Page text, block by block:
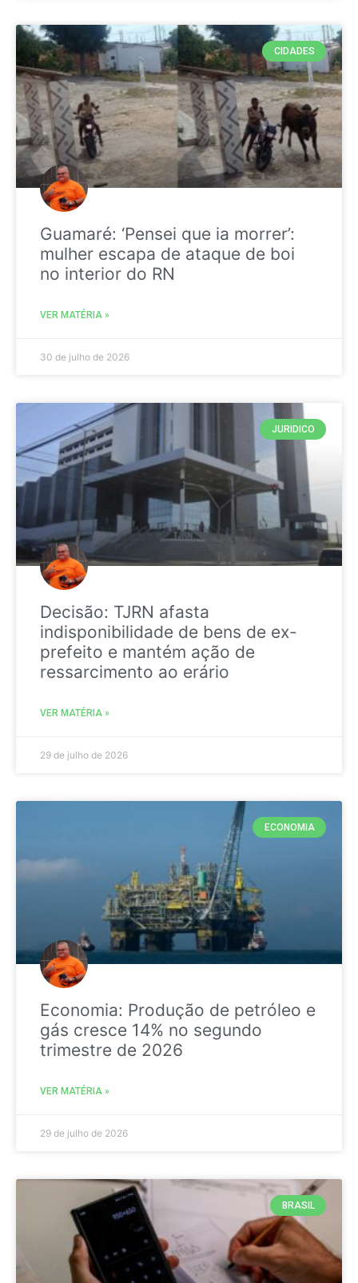
CIDADES
Guamaré: ‘Pensei que ia morrer’:
mulher escapa de ataque de boi
no interior do RN
VER MATÉRIA »
30 de julho de 2026
JURIDICO
Decisão: TJRN afasta
indisponibilidade de bens de ex-
prefeito e mantém ação de
ressarcimento ao erário
VER MATÉRIA »
29 de julho de 2026
ECONOMIA
Economia: Produção de petróleo e
gás cresce 14% no segundo
trimestre de 2026
VER MATÉRIA »
29 de julho de 2026
BRASIL